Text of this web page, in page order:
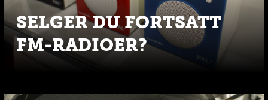
SELGER DU FORTSATT
FM-RADIOER?